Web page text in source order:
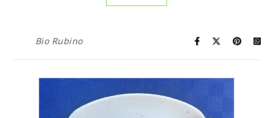
Bio Rubino